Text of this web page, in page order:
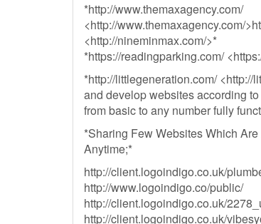
*http://www.themaxagency.com/
<http://www.themaxagency.com/
<http://nineminmax.com/>*
*https://readingparking.com/
*http://littlegeneration.com/
and develop websites according
from basic to any number fully
*Sharing Few Websites Which
Anytime;*
http://client.logoindigo.co.uk/
http://www.logoindigo.co/public/
http://client.logoindigo.co.uk/
http://client.logoindigo.co.uk/